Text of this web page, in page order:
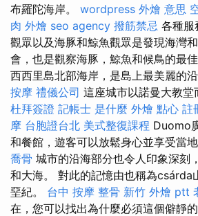
布羅陀海岸。 wordpress 外燴 意思
肉 外燴 seo agency 撥筋禁忌 各種服
觀眾以及海豚和鯨魚觀眾是發現海灣
會，也是觀察海豚，鯨魚和候鳥的最
西西里島北部海岸，是島上最美麗的
按摩 禮儀公司 這座城市以諾曼大教堂
杜拜簽證 記帳士 是什麼 外燴 點心 註
摩 台胞證台北 美式整復課程 Duomo
和餐館，遊客可以放鬆身心並享受當
喬骨 城市的沿海部分也令人印象深刻
和大海。 對此的記憶由也稱為csárda
堊紀。 台中 按摩 整骨 新竹 外燴 ptt
在，您可以找出為什麼必須這個僻靜